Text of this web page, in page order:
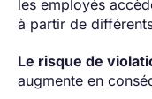
les employés
à partir de
Le risque de
augmente en